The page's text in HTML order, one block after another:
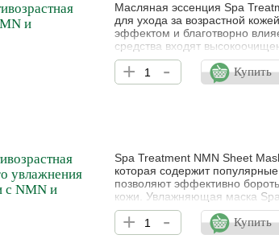
и
Масляная эссенция Spa
для ухода за возрастной
эффектом и благотворно
средства входят
косметического ингредиента
который улучшает клеточный
регенерации и препятствует
+ - Купить
увлажнения
с NMN и
Spa Treatment NMN Sheet
которая содержит
позволяют эффективно
кожи. Увлажняющая маска
восстанавливает водный
морщины, возвращает коже
Рекомендуется использовать
+ - Купить